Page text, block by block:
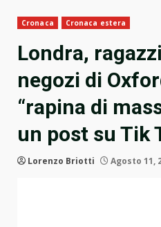
Cronaca Cronaca estera
Londra,
negozi di
“rapina di
un post su Tik
Lorenzo Briotti Agosto 11,